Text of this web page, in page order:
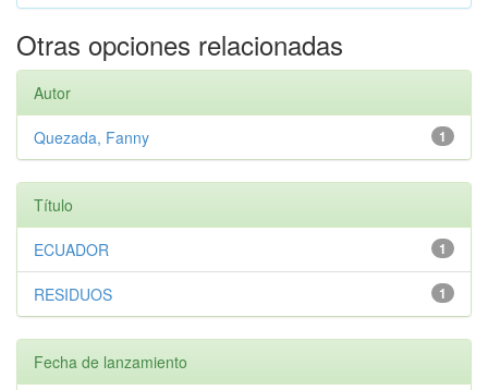
Otras opciones relacionadas
Autor
1
Quezada, Fanny
Título
1
ECUADOR
1
RESIDUOS
Fecha de lanzamiento